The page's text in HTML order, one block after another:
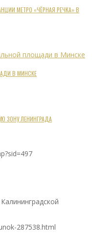
МЕТРО «ЧЁРНАЯ РЕЧКА» В
В МИНСКЕ
ЗОНУ ЛЕНИНГРАДА
287538.html